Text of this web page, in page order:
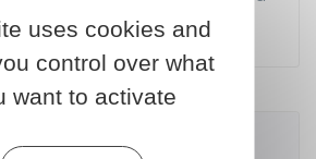
uses cookies and
control over what
want to activate